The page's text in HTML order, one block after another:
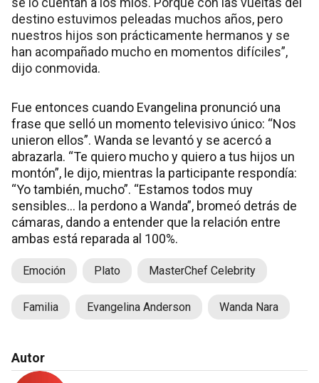
destino estuvimos peleadas muchos años, pero
nuestros hijos son prácticamente hermanos y se
han acompañado mucho en momentos difíciles”,
dijo conmovida.
Fue entonces cuando Evangelina pronunció una
frase que selló un momento televisivo único: “Nos
unieron ellos”. Wanda se levantó y se acercó a
abrazarla. “Te quiero mucho y quiero a tus hijos un
montón”, le dijo, mientras la participante respondía:
“Yo también, mucho”. “Estamos todos muy
sensibles... la perdono a Wanda”, bromeó detrás de
cámaras, dando a entender que la relación entre
ambas está reparada al 100%.
Emoción Plato MasterChef Celebrity
Familia Evangelina Anderson Wanda Nara
Autor